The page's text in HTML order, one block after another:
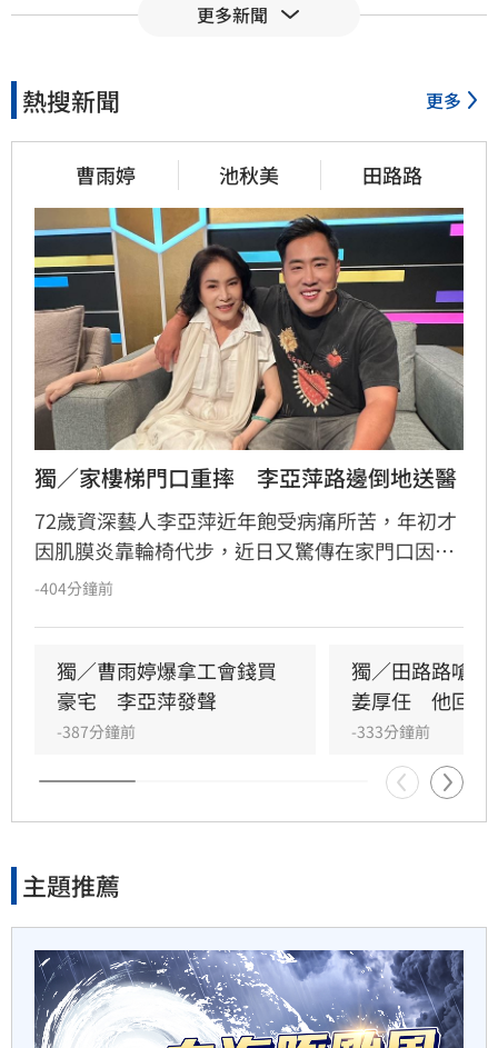
肥大叔猝逝曾自嘲更生人！創
通緝犯拒檢狂飆街頭！撞斷平
交道柵欄逃亡
24分鐘前
誰在回覆「幹嘛」？故宮南院
小編身分曝光
25分鐘前
中國攻台非解放軍？外媒點名2
破口！
本名查無此人
新／威加重罰300萬！問題苦茶
油流向3縣市
毒油案延燒政院點名中市府
蔣萬安竟反問
31分鐘前
更多新聞
熱搜新聞 更多
曹雨婷 池秋美 田路路
獨／家樓梯門口重摔　李亞萍路邊倒地送醫
72歲資深藝人李亞萍近年飽受病痛所苦，年初才
因肌膜炎靠輪椅代步，近日又驚傳在家門口因踩
空石片慘摔，導致傷勢嚴重，仍敬業地靠打止痛
團結，並回憶余天擔任理事長時期親力親為且累
積數千萬公積金，反觀後續接手者卻將經費揮
霍，呼籲工會領導者應具備責任感與公信力，才
-404分鐘前
獨／曹雨婷爆拿工會錢買
豪宅　李亞萍發聲
-387分鐘前
獨／田路路嗆
姜厚任　他回應
-333分鐘前
主題推薦